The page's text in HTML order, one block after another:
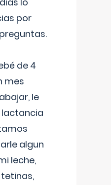
por
de 4
mes
le
algun
leche,